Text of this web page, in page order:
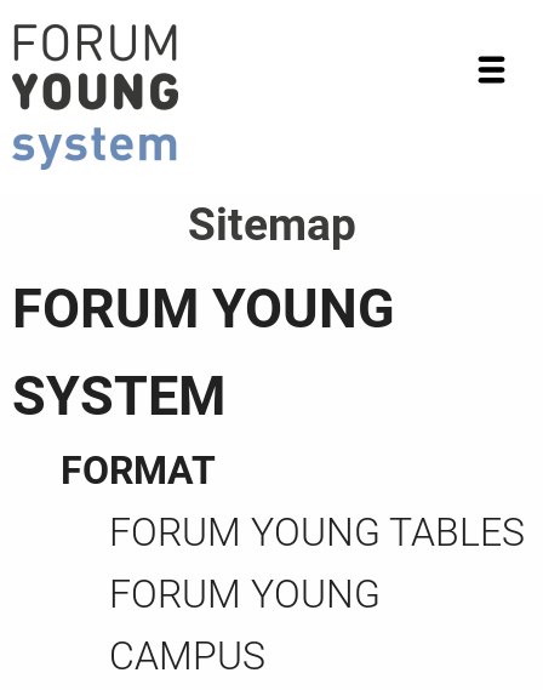
Sitemap
FORUM YOUNG
SYSTEM
FORMAT
FORUM YOUNG TABLES
FORUM YOUNG
CAMPUS